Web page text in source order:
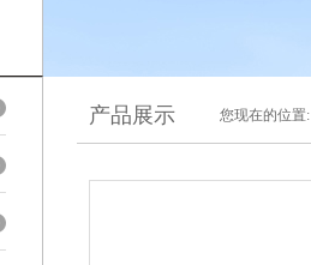
产品展示 您现在的位置: